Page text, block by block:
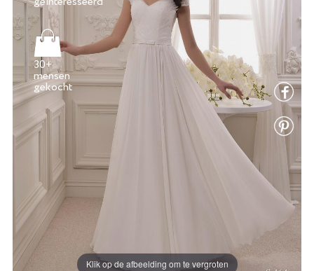
Klik op de afbeelding om te vergroten
30+
mensen
gekocht